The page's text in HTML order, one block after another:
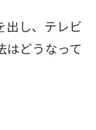
出し、テレビ
はどうなって